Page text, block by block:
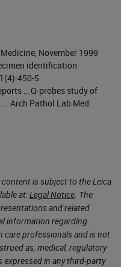
November 1999
identification
5
… Q-probes study of
Arch Pathol Lab Med.
is subject to the Leica
at:Legal Notice. The
and related
information regarding
professionals and is not
as, medical, regulatory
expressed in any third-party